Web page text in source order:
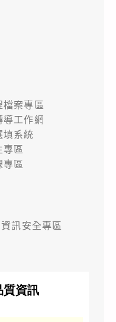
檔案專區
導工作網
填系統
專區
專區
資訊安全專區